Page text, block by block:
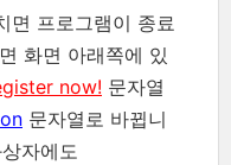
면 프로그램이 종료
화면 아래쪽에 있
now! 문자열
문자열로 바뀝니
자에도